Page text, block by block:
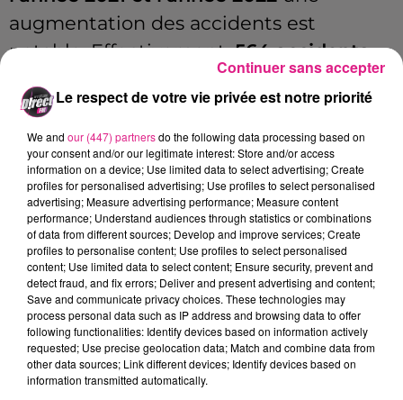
augmentation des accidents est
notable.Effectivement,564 accidents
ont été recensés en 2022 contre 558 en
2021, on relève aussi une augmentation
légère du nombre de blessés légers : 691
blessés en 2022contre 679 en 2021(+
1,6%)et une forte augmentation des
blessés graves(+15,1%)par rapport à 2021
alors que la tendance nationale est
baissière(- 1,9%).Cet écart de tendance
témoigne que la vitesse est l’un des
principaux facteurs comportementaux
générant une gravité plus forte dans les
accidents.36personnes ont perdu la
Le respect de votre vie privée est notre priorité
We and our (447) partnersdo the following data processing based on
your consent and/or our legitimate interest: Store and/or access
information on a device; Use limited data to select advertising; Create
profiles for personalised advertising; Use profiles to select personalised
advertising; Measure advertising performance; Measure content
performance; Understand audiences through statistics or combinations
of data from different sources; Develop and improve services; Create
profiles to personalise content; Use profiles to select personalised
content; Use limited data to select content; Ensure security, prevent and
detect fraud, and fix errors; Deliver and present advertising and content;
Save and communicate privacy choices. These technologies may
process personal data such as IP address and browsing data to offer
following functionalities: Identify devices based on information actively
requested; Use precise geolocation data; Match and combine data from
other data sources; Link different devices; Identify devices based on
information transmitted automatically.
Continuer sans accepter